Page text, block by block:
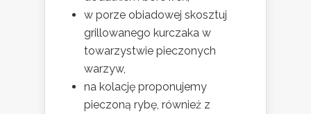
w porze obiadowej skosztuj
grillowanego kurczaka w
towarzystwie pieczonych
warzyw,
na kolację proponujemy
pieczoną rybę, również z